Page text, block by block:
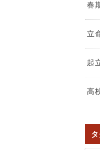
春
立
起
高